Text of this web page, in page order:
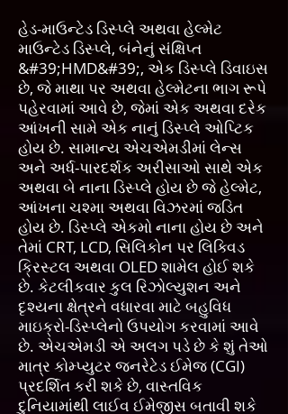
હેડ-માઉન્ટેડ ડિસ્પ્લે અથવા હેલ્મેટ
માઉન્ટેડ ડિસ્પ્લે, બંનેનું સંક્ષિપ્ત
&#39;HMD&#39;, એક ડિસ્પ્લે ડિવાઇસ
છે, જે માથા પર અથવા હેલ્મેટના ભાગ રૂપે
પહેરવામાં આવે છે, જેમાં એક અથવા દરેક
આંખની સામે એક નાનું ડિસ્પ્લે ઓપ્ટિક
હોય છે. સામાન્ય એચએમડીમાં લેન્સ
અને અર્ધ-પારદર્શક અરીસાઓ સાથે એક
અથવા બે નાના ડિસ્પ્લે હોય છે જે હેલ્મેટ,
આંખના ચશ્મા અથવા વિઝરમાં જડિત
હોય છે. ડિસ્પ્લે એકમો નાના હોય છે અને
તેમાં CRT, LCD, સિલિકોન પર લિક્વિડ
ક્રિસ્ટલ અથવા OLED શામેલ હોઈ શકે
છે. કેટલીકવાર કુલ રિઝોલ્યુશન અને
દૃશ્યના ક્ષેત્રને વધારવા માટે બહુવિધ
માઇક્રો-ડિસ્પ્લેનો ઉપયોગ કરવામાં આવે
છે. એચએમડી એ અલગ પડે છે કે શું તેઓ
માત્ર કોમ્પ્યુટર જનરેટેડ ઈમેજ (CGI)
પ્રદર્શિત કરી શકે છે, વાસ્તવિક
દુનિયામાંથી લાઈવ ઈમેજીસ બતાવી શકે